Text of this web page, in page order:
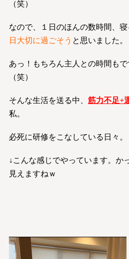
（笑）
なので、１日のほんの数時間、
日大切に過ごそう と思いました。
あっ！もちろん主人との時間も
（笑）
そんな生活を送る中、 筋力不足+
私。
必死に研修をこなしている日々。
↓こんな感じでやっています。か
見えますねｗ